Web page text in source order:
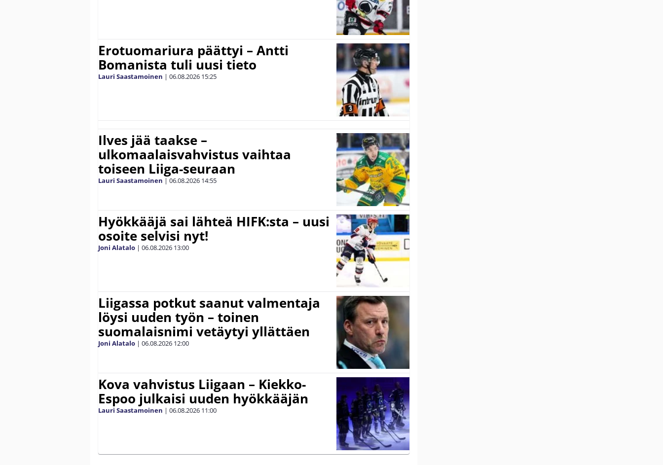
Erotuomariura päättyi – Antti
Bomanista tuli uusi tieto
Lauri Saastamoinen | 06.08.2026 15:25
Ilves jää taakse –
ulkomaalaisvahvistus vaihtaa
toiseen Liiga-seuraan
Lauri Saastamoinen | 06.08.2026 14:55
Hyökkääjä sai lähteä HIFK:sta – uusi
osoite selvisi nyt!
Joni Alatalo | 06.08.2026 13:00
Liigassa potkut saanut valmentaja
löysi uuden työn – toinen
suomalaisnimi vetäytyi yllättäen
Joni Alatalo | 06.08.2026 12:00
Kova vahvistus Liigaan – Kiekko-
Espoo julkaisi uuden hyökkääjän
Lauri Saastamoinen | 06.08.2026 11:00